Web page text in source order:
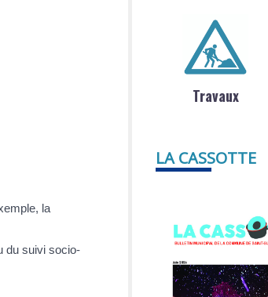
la
du suivi socio-
Travaux
LA CASSOTTE